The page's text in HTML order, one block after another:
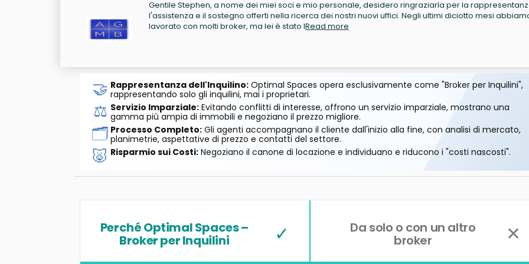
Gentile Stephen, a nome dei miei soci e mio personale, desidero ringraziarla per la
l'assistenza e il sostegno offerti nella ricerca dei nostri nuovi uffici. Negli ultimi diciotto mesi
lavorato con molti broker, ma lei è stato lRead more
🤝 Rappresentanza dell'Inquilino:Optimal Spaces opera esclusivamente come "Broker per Inquilini",
rappresentando solo gli inquilini, mai i proprietari.
⚖️ Servizio Imparziale:Evitando conflitti di interesse, offrono un servizio imparziale, mostrano una
gamma più ampia di immobili e negoziano il prezzo migliore.
🗂️ Processo Completo:Gli agenti accompagnano il cliente dall'inizio alla fine, con analisi di mercato,
planimetrie, aspettative di prezzo e contatti del settore.
🐷 Risparmio sui Costi:Negoziano il canone di locazione e individuano e riducono i "costi nascosti".
Perché Optimal Spaces –
Broker per Inquilini ✓ Da solo o con un altro
broker ✕